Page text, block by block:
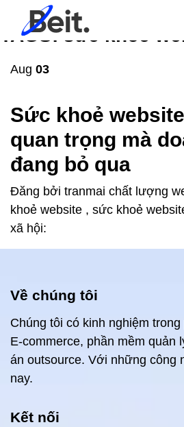
TAGS: sức khoẻ
Aug 03
Sức khoẻ
quan trọng mà
đang bỏ qua
Đăng bởi tranmai chất lượng
khoẻ website , sức khoẻ
xã hội:
Về chúng tôi
Chúng tôi có kinh nghiệm
E-commerce, phần mềm quản
án outsource. Với những công
nay.
Kết nối